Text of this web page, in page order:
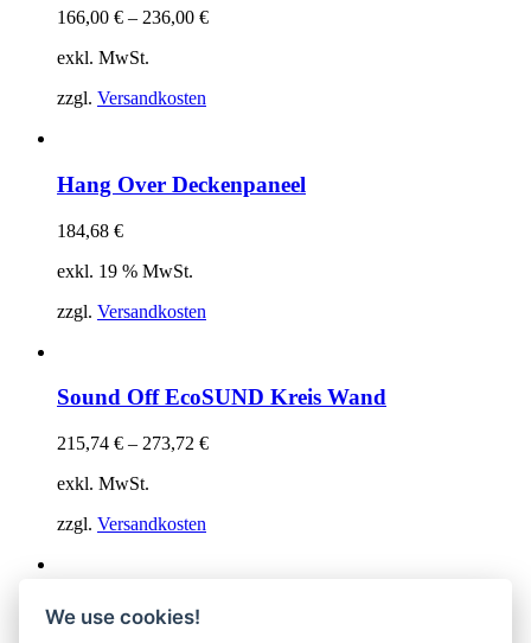
166,00 € – 236,00 €
exkl. MwSt.
zzgl. Versandkosten
Hang Over Deckenpaneel
184,68 €
exkl. 19 % MwSt.
zzgl. Versandkosten
Sound Off EcoSUND Kreis Wand
215,74 € – 273,72 €
exkl. MwSt.
zzgl. Versandkosten
Cubism EcoSUND
We use cookies!